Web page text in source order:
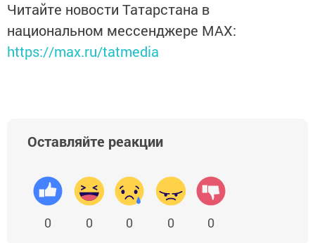
Читайте новости Татарстана в
национальном мессенджере MАХ:
https://max.ru/tatmedia
Оставляйте реакции
0 0 0 0 0